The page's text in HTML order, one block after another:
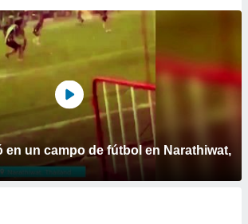
en un campo de fútbol en Narathiwat,